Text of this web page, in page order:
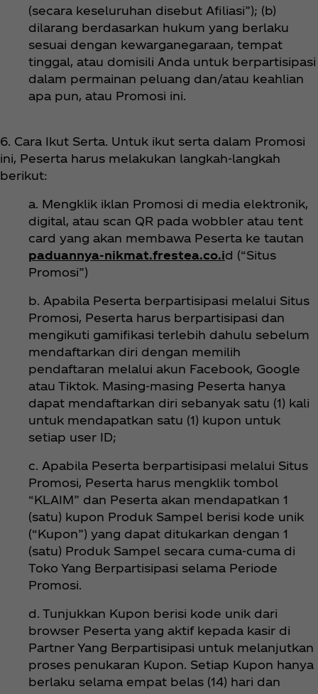
(secara keseluruhan disebut Afiliasi”); (b)
dilarang berdasarkan hukum yang berlaku
sesuai dengan kewarganegaraan, tempat
tinggal, atau domisili Anda untuk berpartisipasi
dalam permainan peluang dan/atau keahlian
apa pun, atau Promosi ini.
6. Cara Ikut Serta. Untuk ikut serta dalam Promosi
ini, Peserta harus melakukan langkah-langkah
berikut:
a. Mengklik iklan Promosi di media elektronik,
digital, atau scan QR pada wobbler atau tent
card yang akan membawa Peserta ke tautan
paduannya-nikmat.frestea.co.id (“Situs
Promosi”)
b. Apabila Peserta berpartisipasi melalui Situs
Promosi, Peserta harus berpartisipasi dan
mengikuti gamifikasi terlebih dahulu sebelum
mendaftarkan diri dengan memilih
pendaftaran melalui akun Facebook, Google
atau Tiktok. Masing-masing Peserta hanya
dapat mendaftarkan diri sebanyak satu (1) kali
untuk mendapatkan satu (1) kupon untuk
setiap user ID;
c. Apabila Peserta berpartisipasi melalui Situs
Promosi, Peserta harus mengklik tombol
“KLAIM” dan Peserta akan mendapatkan 1
(satu) kupon Produk Sampel berisi kode unik
(“Kupon”) yang dapat ditukarkan dengan 1
(satu) Produk Sampel secara cuma-cuma di
Toko Yang Berpartisipasi selama Periode
Promosi.
d. Tunjukkan Kupon berisi kode unik dari
browser Peserta yang aktif kepada kasir di
Partner Yang Berpartisipasi untuk melanjutkan
proses penukaran Kupon. Setiap Kupon hanya
berlaku selama empat belas (14) hari dan